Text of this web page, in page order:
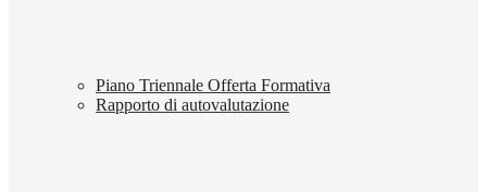
Piano Triennale Offerta Formativa
Rapporto di autovalutazione